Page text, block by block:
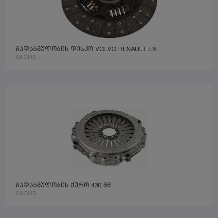
გადაბმულობის დისკო VOLVO RENAULT E6
SACHS
გადაბმულობის ქურო 430 მმ
SACHS